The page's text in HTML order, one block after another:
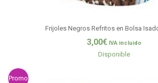
Frijoles Negros Refritos en Bolsa
3,00€ IVA incluido
Disponible
Promo